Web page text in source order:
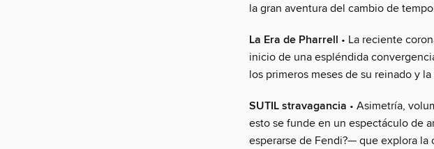
la gran aventura del cambio de
La Era de Pharrell • La reciente
inicio de una espléndida
los primeros meses de su reinado y
SUTIL stravagancia • Asimetría,
esto se funde en un espectáculo de
esperarse de Fendi?— que explora